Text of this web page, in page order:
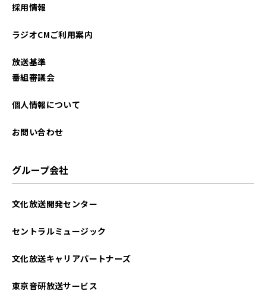
採用情報
ラジオCMご利用案内
放送基準
番組審議会
個人情報について
お問い合わせ
グループ会社
文化放送開発センター
セントラルミュージック
文化放送キャリアパートナーズ
東京音研放送サービス